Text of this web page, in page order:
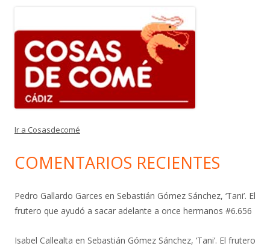
Ir a Cosasdecomé
COMENTARIOS RECIENTES
Pedro Gallardo Garces en Sebastián Gómez Sánchez, ‘Tani’. El
frutero que ayudó a sacar adelante a once hermanos #6.656
Isabel Callealta en Sebastián Gómez Sánchez, ‘Tani’. El frutero